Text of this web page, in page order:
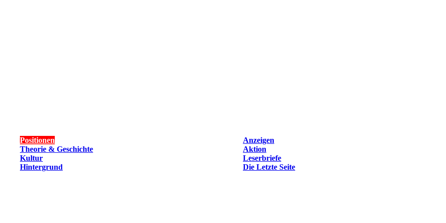
Positionen
Anzeigen
Theorie & Geschichte
Aktion
Kultur
Leserbriefe
Hintergrund Die Letzte Seite